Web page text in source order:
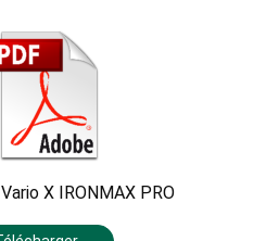
X IRONMAX PRO